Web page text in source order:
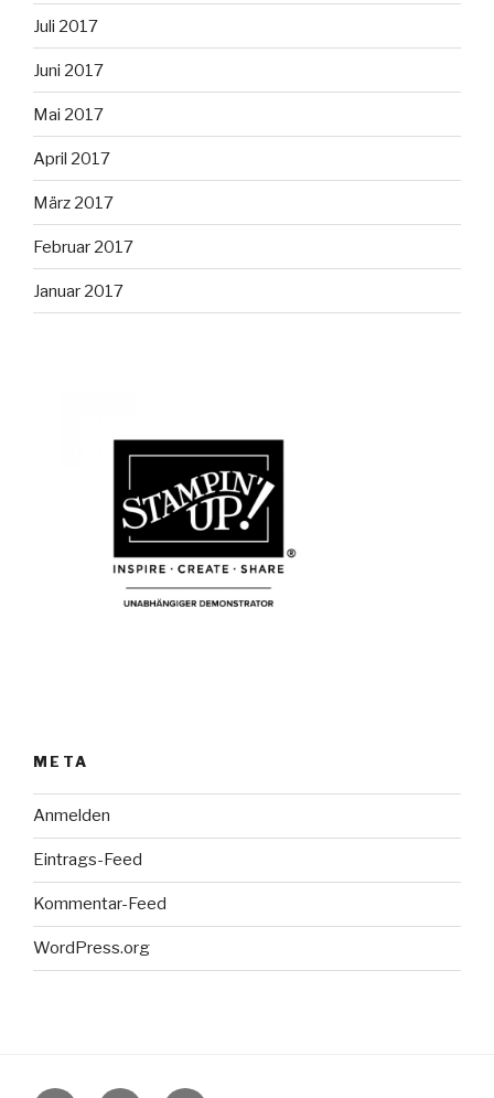
Juli 2017
Juni 2017
Mai 2017
April 2017
März 2017
Februar 2017
Januar 2017
META
Anmelden
Eintrags-Feed
Kommentar-Feed
WordPress.org